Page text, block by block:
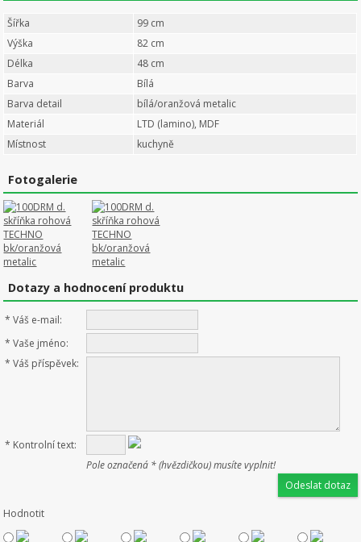
Šířka
99 cm
Výška
82 cm
Délka
48 cm
Barva
Bílá
Barva detail
bílá/oranžová metalic
Materiál
LTD (lamino), MDF
Místnost
kuchyně
Fotogalerie
Dotazy a hodnocení produktu
* Váš e-mail:
* Vaše jméno:
* Váš příspěvek:
* Kontrolní text:
Pole označená * (hvězdičkou) musíte vyplnit!
Hodnotit